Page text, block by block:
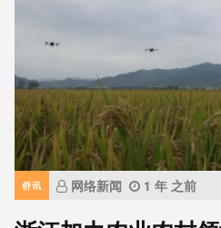
侨讯 网络新闻 1 年 之前